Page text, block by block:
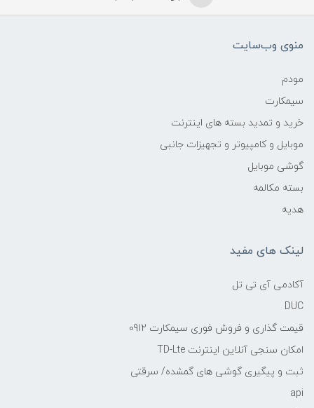
منوی وب‌سایت
مودم
سیمکارت
خرید و تمدید بسته های اینترنت
موبایل و کامپیوتر و تجهیزات جانبی
گوشی موبایل
بسته مکالمه
هدیه
لینک های مفید
آکادمی آی تی تل
DUC
قیمت گذاری و فروش فوری سیمکارت 0912
امکان سنجی آنلاین اینترنت TD-Lte
ثبت و پیگیری گوشی های گمشده/ سرقتی
api